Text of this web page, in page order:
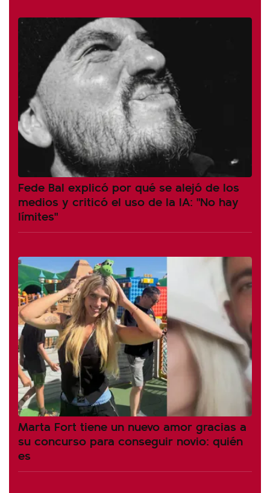
Fede Bal explicó por qué se alejó de los
medios y criticó el uso de la IA: "No hay
límites"
Marta Fort tiene un nuevo amor gracias a
su concurso para conseguir novio: quién
es